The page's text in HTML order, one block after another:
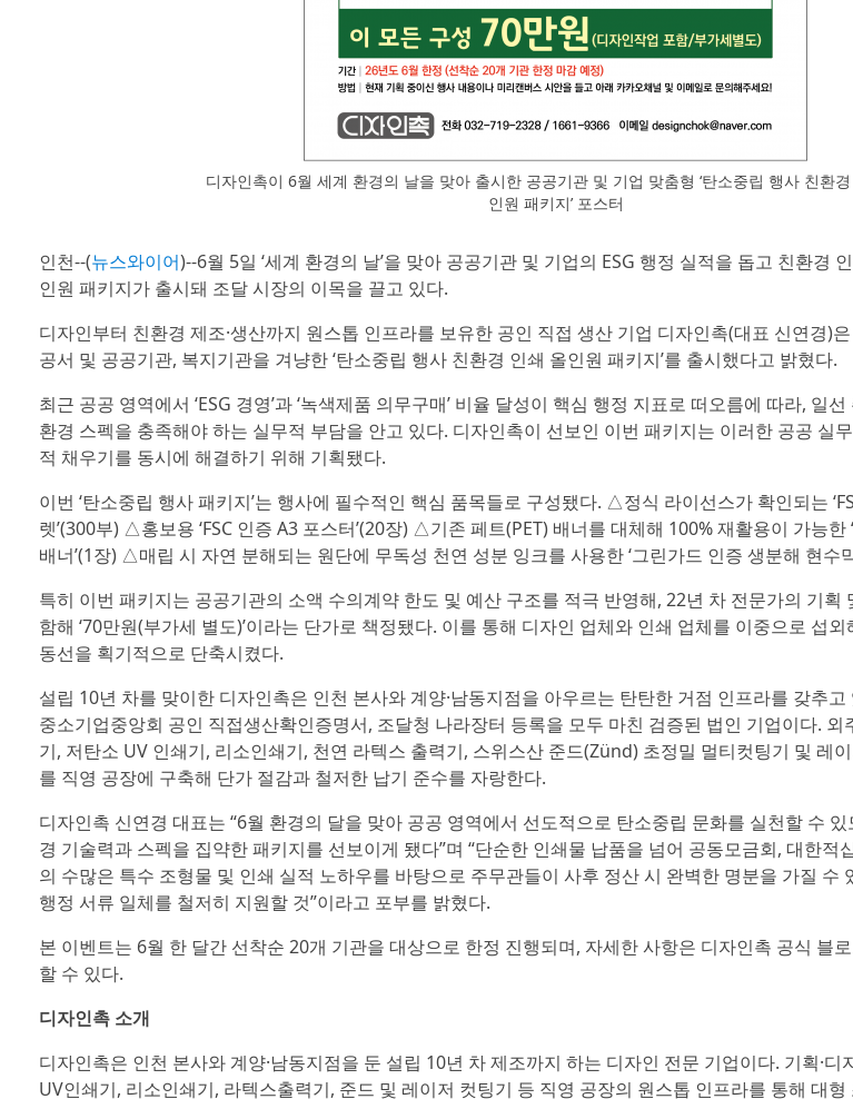
디자인촉이 6월 세계 환경의 날을 맞아 출시한 공공기관 및 기업 맞춤형 ‘탄소중립 행사 친환
인원 패키지’ 포스터
인천--(뉴스와이어)--6월 5일 ‘세계 환경의 날’을 맞아 공공기관 및 기업의 ESG 행정 실적을 돕고 친환경
인원 패키지가 출시돼 조달 시장의 이목을 끌고 있다.
디자인부터 친환경 제조·생산까지 원스톱 인프라를 보유한 공인 직접 생산 기업 디자인촉(대표 신연경)
공서 및 공공기관, 복지기관을 겨냥한 ‘탄소중립 행사 친환경 인쇄 올인원 패키지’를 출시했다고 밝혔다.
최근 공공 영역에서 ‘ESG 경영’과 ‘녹색제품 의무구매’ 비율 달성이 핵심 행정 지표로 떠오름에 따라, 일
환경 스펙을 충족해야 하는 실무적 부담을 안고 있다. 디자인촉이 선보인 이번 패키지는 이러한 공공 실
적 채우기를 동시에 해결하기 위해 기획됐다.
이번 ‘탄소중립 행사 패키지’는 행사에 필수적인 핵심 품목들로 구성됐다. △정식 라이선스가 확인되는
렛’(300부) △홍보용 ‘FSC 인증 A3 포스터’(20장) △기존 페트(PET) 배너를 대체해 100% 재활용이 가능
배너’(1장) △매립 시 자연 분해되는 원단에 무독성 천연 성분 잉크를 사용한 ‘그린가드 인증 생분해 현수
특히 이번 패키지는 공공기관의 소액 수의계약 한도 및 예산 구조를 적극 반영해, 22년 차 전문가의 기획
함해 ‘70만원(부가세 별도)’이라는 단가로 책정됐다. 이를 통해 디자인 업체와 인쇄 업체를 이중으로 섭
동선을 획기적으로 단축시켰다.
설립 10년 차를 맞이한 디자인촉은 인천 본사와 계양·남동지점을 아우르는 탄탄한 거점 인프라를 갖추
중소기업중앙회 공인 직접생산확인증명서, 조달청 나라장터 등록을 모두 마친 검증된 법인 기업이다. 외
기, 저탄소 UV 인쇄기, 리소인쇄기, 천연 라텍스 출력기, 스위스산 준드(Zünd) 초정밀 멀티컷팅기 및 레
를 직영 공장에 구축해 단가 절감과 철저한 납기 준수를 자랑한다.
디자인촉 신연경 대표는 “6월 환경의 달을 맞아 공공 영역에서 선도적으로 탄소중립 문화를 실천할 수
경 기술력과 스펙을 집약한 패키지를 선보이게 됐다”며 “단순한 인쇄물 납품을 넘어 공동모금회, 대한적
의 수많은 특수 조형물 및 인쇄 실적 노하우를 바탕으로 주무관들이 사후 정산 시 완벽한 명분을 가질 수
행정 서류 일체를 철저히 지원할 것”이라고 포부를 밝혔다.
본 이벤트는 6월 한 달간 선착순 20개 기관을 대상으로 한정 진행되며, 자세한 사항은 디자인촉 공식 블
할 수 있다.
디자인촉 소개
디자인촉은 인천 본사와 계양·남동지점을 둔 설립 10년 차 제조까지 하는 디자인 전문 기업이다. 기획·
UV인쇄기, 리소인쇄기, 라텍스출력기, 준드 및 레이저 컷팅기 등 직영 공장의 원스톱 인프라를 통해 대